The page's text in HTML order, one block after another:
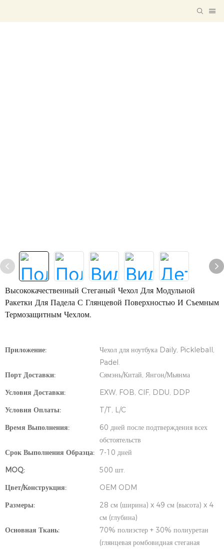
Высококачественный Стеганый Чехол Для Модульной
Ракетки Для Падела С Глянцевой Поверхностью И Съемным
Термозащитным Чехлом.
Приложение:
Чехол для ноутбука Daily, Pickleball,
Padel.
Порт Доставки:
Сямэнь/Китай, Янгон/Мьянма
Условия Доставки:
EXW, FOB, CIF, DDU, DDP
Условия Оплаты:
T/T, L/C
Время Выполнения:
60 дней после подтверждения всех
обстоятельств
Срок Выполнения Образца:
7-10 дней
MOQ:
500 шт.
Цвет/Конструкция:
OEM ODM
Размеры:
28 см (ширина) x 49 см (высота) x 4
см (глубина)
Основная Ткань:
70% полиэстер + 30% полиуретан
(глянцевая ромбовидная стеганая